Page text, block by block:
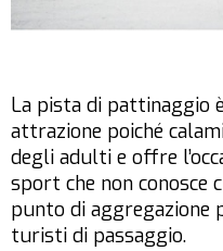
La pista di pattinaggio
attrazione poiché
degli adulti e offre
sport che non conosce
punto di aggregazione
turisti di passaggio.